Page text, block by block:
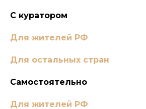
С куратором
Для жителей РФ
Для остальных стран
Самостоятельно
Для жителей РФ